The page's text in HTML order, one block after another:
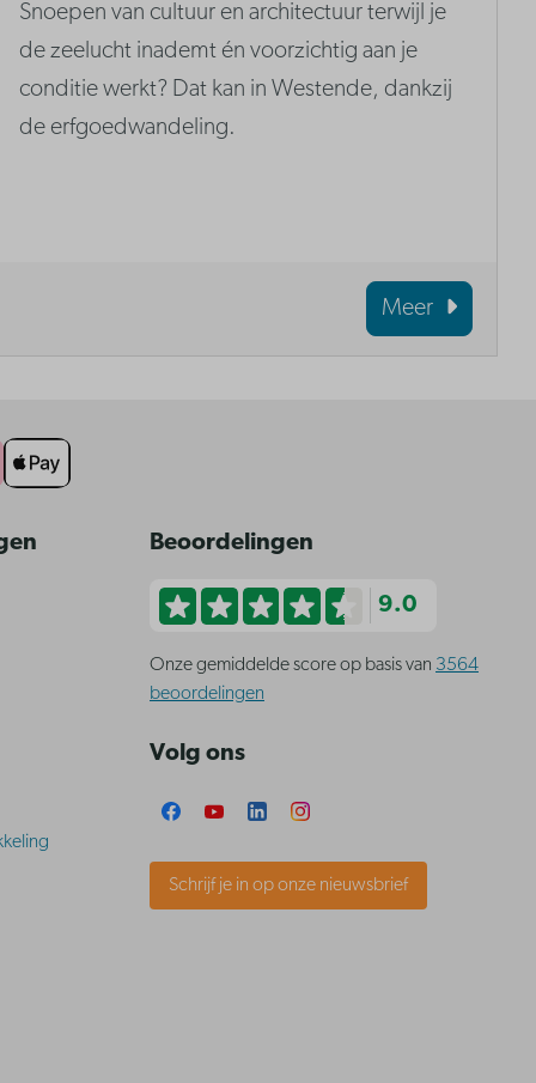
Snoepen van cultuur en architectuur terwijl je
de zeelucht inademt én voorzichtig aan je
conditie werkt? Dat kan in Westende, dankzij
de erfgoedwandeling.
Meer
Beoordelingen
9.0
Onze gemiddelde score op basis van 3564
beoordelingen
Volg ons
Schrijf je in op onze nieuwsbrief